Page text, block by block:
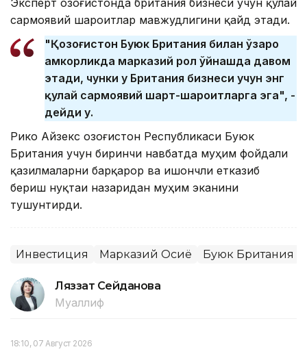
Эксперт Қозоғистонда британия бизнеси учун қулай
сармоявий шароитлар мавжудлигини қайд этади.
"Қозоғистон Буюк Британия билан ўзаро
ҳамкорликда марказий рол ўйнашда давом
этади, чунки у Британия бизнеси учун энг
қулай сармоявий шарт-шароитларга эга", -
дейди у.
Рико Айзекс Қозоғистон Республикаси Буюк
Британия учун биринчи навбатда муҳим фойдали
қазилмаларни барқарор ва ишончли етказиб
бериш нуқтаи назаридан муҳим эканини
тушунтирди.
Инвестиция Марказий Осиё Буюк Британия
Ляззат Сейданова
Муаллиф
18:10, 07 Август 2026